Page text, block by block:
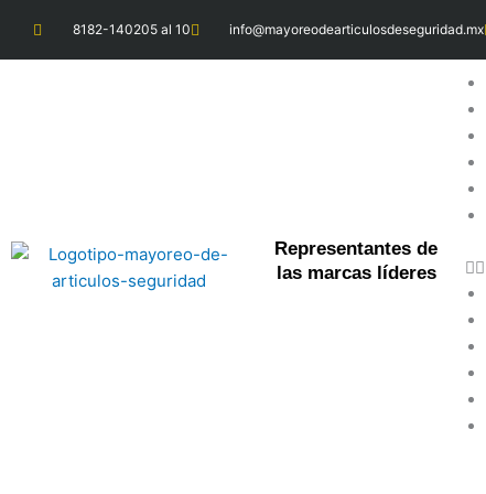
contenido
8182-140205 al 10 info@mayoreodearticulosdeseguridad.mx
Representantes de
las marcas líderes